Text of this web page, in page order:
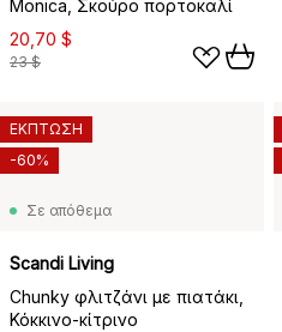
Monica, Σκούρο πορτοκαλί
20,70 $
23 $
Σε απόθεμα
Scandi Living
Chunky φλιτζάνι με πιατάκι,
Κόκκινο-κίτρινο
ΕΚΠΤΩΣΗ
-60%